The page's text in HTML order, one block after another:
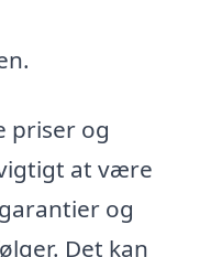
priser og
at være
og
Det kan